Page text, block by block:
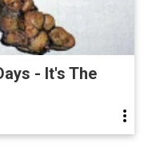
- It's The